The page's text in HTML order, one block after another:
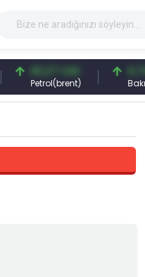
83,27 USD
Petrol(brent)
6,74 USD
Bakır(lb)